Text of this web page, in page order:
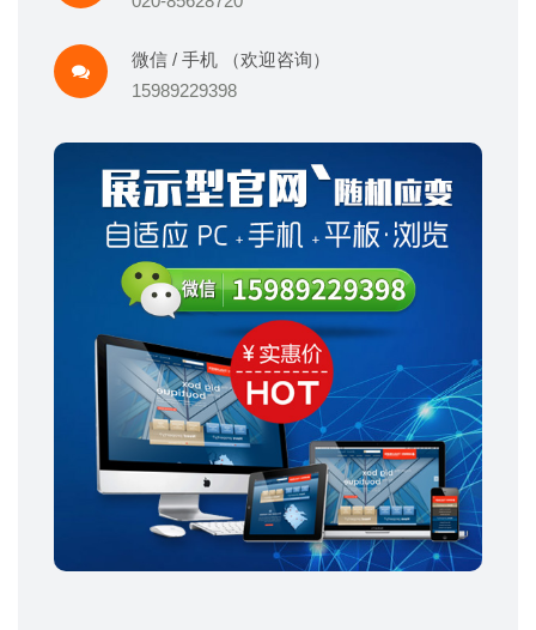
微信 / 手机 （欢迎咨询）
15989229398